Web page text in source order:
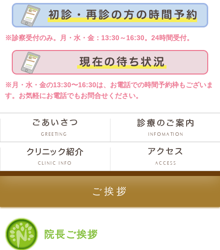
※診察受付のみ。月・水・金：13:30～16:30。24時間受付。
※月・水・金の13:30〜16:30は、お電話での時間予約枠もございま
す。お気軽にお電話でもお問合せください。
ご挨拶
院長ご挨拶